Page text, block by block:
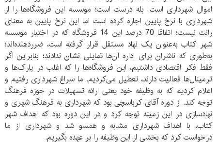
اموال شهرداری است. بله درست است؛ موسسه این فروشگاه‌ها را از
شهرداری با نرخ پایین اجاره کرده است اما این نرخ پایین به معنای
رانت نیست؛ اتفاقا 70 درصد این 14 فروشگاه که در اختیار موسسه
شهر کتاب به‌عنوان یک نهاد مستقل قرار گرفته است، ضرر‌دهنده‌اند؛
به‌طوری که ناشران برای اداره آن‌ها تمایلی نشان ندادند؛ بنابراین اگر
فقط فکر اقتصادی داشتیم، این فروشگاه‌ها را که اغلب در پارک‌ها و
ترمینال‌‌ها فعالیت دارند، تعطیل می‌کردیم. ما سراغ شهرداری رفتیم و
اعلام کردیم که به وظیفه خود یعنی ارائه تسهیلات در حوزه فرهنگ
توجه کند. از دوره آقای کرباسچی بود که شهرداری به فرهنگ شهری و
نهاد‌سازی در این زمینه توجه کرد و در این دوره بود که اهداف شهر
کتاب، با اهداف شهرداری مشابه و همسو شد و شهرداری از ما
درخواست کرد که بخشی از این وظیفه را بر عهده بگیریم.